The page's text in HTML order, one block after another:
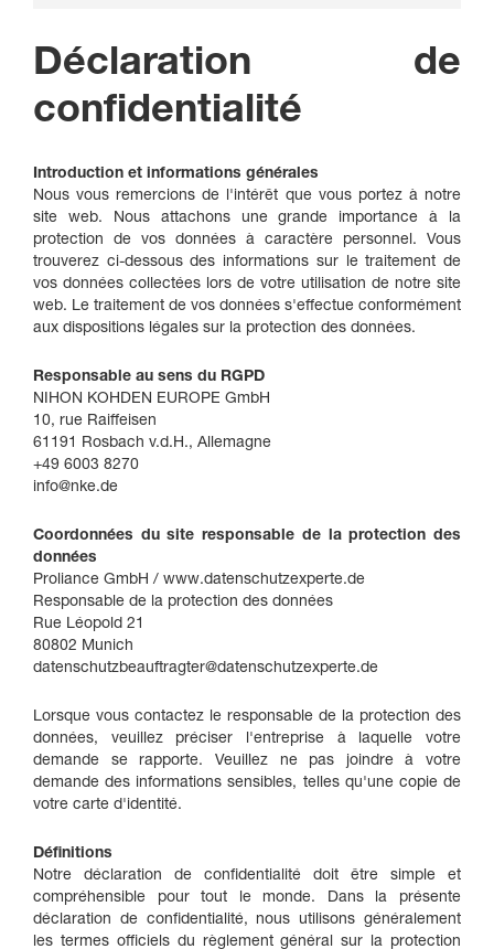
Déclaration de
confidentialité
Introduction et informations générales
Nous vous remercions de l'intérêt que vous portez à notre
site web. Nous attachons une grande importance à la
protection de vos données à caractère personnel. Vous
trouverez ci-dessous des informations sur le traitement de
vos données collectées lors de votre utilisation de notre site
web. Le traitement de vos données s'effectue conformément
aux dispositions légales sur la protection des données.
Responsable au sens du RGPD
NIHON KOHDEN EUROPE GmbH
10, rue Raiffeisen
61191 Rosbach v.d.H., Allemagne
+49 6003 8270
info@nke.de
Coordonnées du site responsable de la protection des
données
Proliance GmbH / www.datenschutzexperte.de
Responsable de la protection des données
Rue Léopold 21
80802 Munich
datenschutzbeauftragter@datenschutzexperte.de
Lorsque vous contactez le responsable de la protection des
données, veuillez préciser l'entreprise à laquelle votre
demande se rapporte. Veuillez ne pas joindre à votre
demande des informations sensibles, telles qu'une copie de
votre carte d'identité.
Définitions
Notre déclaration de confidentialité doit être simple et
compréhensible pour tout le monde. Dans la présente
déclaration de confidentialité, nous utilisons généralement
les termes officiels du règlement général sur la protection